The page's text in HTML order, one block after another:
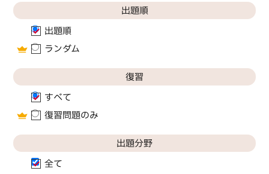
出題順
出題順
ランダム
復習
すべて
復習問題のみ
出題分野
全て